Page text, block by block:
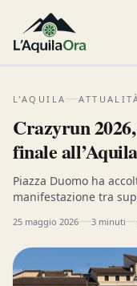
L'AQUILA
Crazyrun
finale all’Aquila
Piazza Duomo ha
manifestazione tra
25 maggio 2026 3 minuti